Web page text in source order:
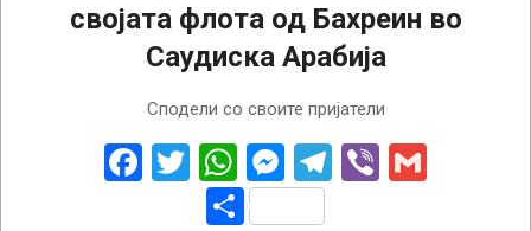
својата флота од Бахреин во
Саудиска Арабија
Сподели со своите пријатели
Facebook
Twitter
WhatsApp
Messenger
Telegram
Viber
Share